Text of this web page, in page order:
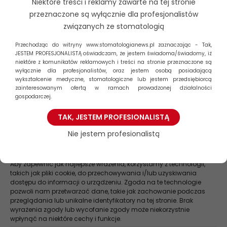
Aby zapewnić jak najlepsze wrażenia, korzystamy z technologii,
takich jak pliki cookie, do przechowywania i/lub uzyskiwania
dostępu do informacji o urządzeniu. Zgoda na te technologie
pozwoli nam przetwarzać dane, takie jak zachowanie podczas
przeglądania lub unikalne identyfikatory na tej stronie. Brak
wyrażenia zgody lub wycofanie zgody może niekorzystnie
wpłynąć na niektóre cechy i funkcje.
Niektóre treści i reklamy zawarte na tej stronie
przeznaczone są wyłącznie dla profesjonalistów
związanych ze stomatologią
Przechodząc do witryny www.stomatologianews.pl zaznaczając - Tak,
JESTEM PROFESJONALISTĄ oświadczam, że jestem świadoma/świadomy, iż
niektóre z komunikatów reklamowych i treści na stronie przeznaczone są
wyłącznie dla profesjonalistów, oraz jestem osobą posiadającą
wykształcenie medyczne, stomatologiczne lub jestem przedsiębiorcą
zainteresowanym ofertą w ramach prowadzonej działalności
gospodarczej.
TAK, JESTEM PROFESIONALISTĄ
Nie jestem profesionalistą
Posiedzeniu przewodniczył dr Rafał Kiełkowski,
Wiceprezes Okręgowej Rady Lekarskiej w Katowicach.
Szukaj
Stomatologia NEWS